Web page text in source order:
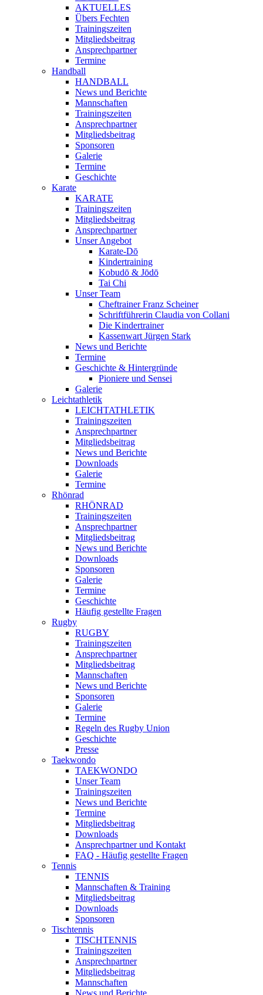
AKTUELLES
Übers Fechten
Trainingszeiten
Mitgliedsbeitrag
Ansprechpartner
Termine
Handball
HANDBALL
News und Berichte
Mannschaften
Trainingszeiten
Ansprechpartner
Mitgliedsbeitrag
Sponsoren
Galerie
Termine
Geschichte
Karate
KARATE
Trainingszeiten
Mitgliedsbeitrag
Ansprechpartner
Unser Angebot
Karate-Dō
Kindertraining
Kobudō & Jōdō
Tai Chi
Unser Team
Cheftrainer Franz Scheiner
Schriftführerin Claudia von Collani
Die Kindertrainer
Kassenwart Jürgen Stark
News und Berichte
Termine
Geschichte & Hintergründe
Pioniere und Sensei
Galerie
Leichtathletik
LEICHTATHLETIK
Trainingszeiten
Ansprechpartner
Mitgliedsbeitrag
News und Berichte
Downloads
Galerie
Termine
Rhönrad
RHÖNRAD
Trainingszeiten
Ansprechpartner
Mitgliedsbeitrag
News und Berichte
Downloads
Sponsoren
Galerie
Termine
Geschichte
Häufig gestellte Fragen
Rugby
RUGBY
Trainingszeiten
Ansprechpartner
Mitgliedsbeitrag
Mannschaften
News und Berichte
Sponsoren
Galerie
Termine
Regeln des Rugby Union
Geschichte
Presse
Taekwondo
TAEKWONDO
Unser Team
Trainingszeiten
News und Berichte
Termine
Mitgliedsbeitrag
Downloads
Ansprechpartner und Kontakt
FAQ - Häufig gestellte Fragen
Tennis
TENNIS
Mannschaften & Training
Mitgliedsbeitrag
Downloads
Sponsoren
Tischtennis
TISCHTENNIS
Trainingszeiten
Ansprechpartner
Mitgliedsbeitrag
Mannschaften
News und Berichte